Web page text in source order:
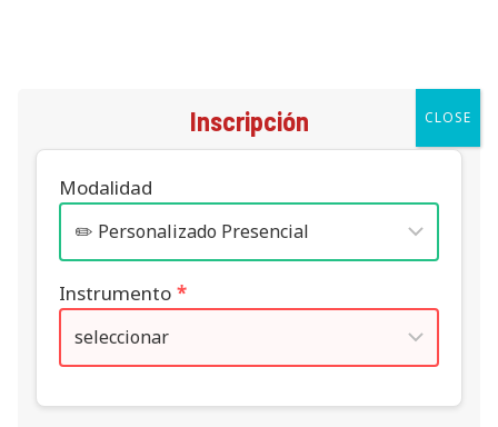
CLOSE
Inscripción
Modalidad
Instrumento *